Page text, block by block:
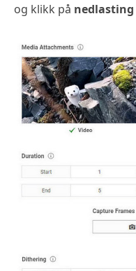
og klikk på nedlasting